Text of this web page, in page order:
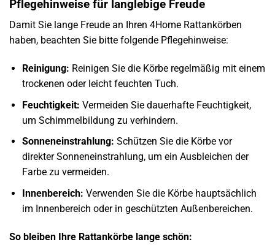
Pflegehinweise für langlebige Freude
Damit Sie lange Freude an Ihren 4Home Rattankörben
haben, beachten Sie bitte folgende Pflegehinweise:
Reinigung: Reinigen Sie die Körbe regelmäßig mit einem
trockenen oder leicht feuchten Tuch.
Feuchtigkeit: Vermeiden Sie dauerhafte Feuchtigkeit,
um Schimmelbildung zu verhindern.
Sonneneinstrahlung: Schützen Sie die Körbe vor
direkter Sonneneinstrahlung, um ein Ausbleichen der
Farbe zu vermeiden.
Innenbereich: Verwenden Sie die Körbe hauptsächlich
im Innenbereich oder in geschützten Außenbereichen.
So bleiben Ihre Rattankörbe lange schön: